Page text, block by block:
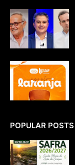
POPULAR POSTS